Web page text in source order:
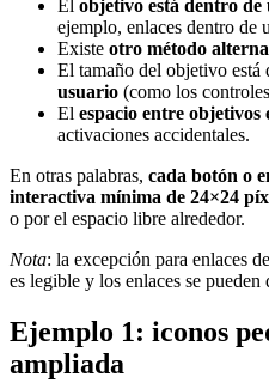
El objetivo está dentro de
ejemplo, enlaces dentro de
Existe otro método
El tamaño del objetivo está
usuario (como los
El espacio entre objetivos
activaciones accidentales.
En otras palabras, cada botón o
interactiva mínima de 24×24
o por el espacio libre alrededor.
Nota: la excepción para enlaces
es legible y los enlaces se
Ejemplo 1: iconos
ampliada